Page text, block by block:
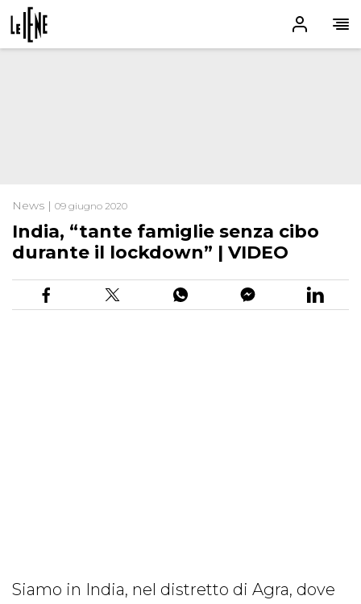
News | 09 giugno 2020
India, “tante famiglie senza cibo
durante il lockdown” | VIDEO
Siamo in India, nel distretto di Agra, dove